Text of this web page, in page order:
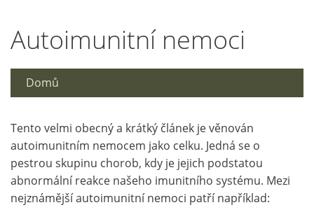
Autoimunitní nemoci
Domů
Tento velmi obecný a krátký článek je věnován
autoimunitním nemocem jako celku. Jedná se o
pestrou skupinu chorob, kdy je jejich podstatou
abnormální reakce našeho imunitního systému. Mezi
nejznámější autoimunitní nemoci patří například: